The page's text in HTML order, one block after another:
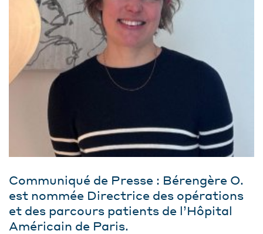
Communiqué de Presse : Bérengère O.
est nommée Directrice des opérations
et des parcours patients de l’Hôpital
Américain de Paris.